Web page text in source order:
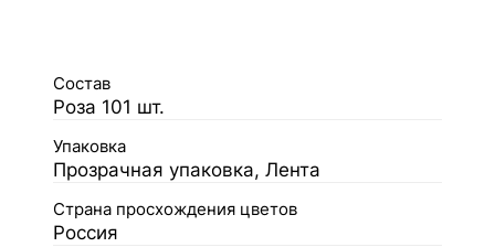
Состав
Роза 101 шт.
Упаковка
Прозрачная упаковка, Лента
Страна просхождения цветов
Россия